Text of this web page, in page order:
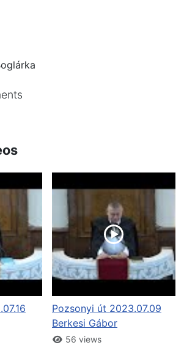
Pozsonyi út 2023.07.09
Berkesi Gábor
56 views